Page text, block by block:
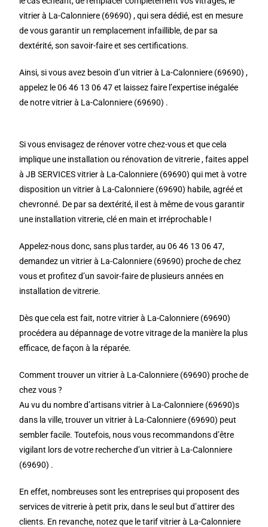
vitrier à La-Calonniere (69690) , qui sera dédié, est en mesure
de vous garantir un remplacement infaillible, de par sa
dextérité, son savoir-faire et ses certifications.
Ainsi, si vous avez besoin d’un vitrier à La-Calonniere (69690) ,
appelez le 06 46 13 06 47 et laissez faire l’expertise inégalée
de notre vitrier à La-Calonniere (69690) .
Si vous envisagez de rénover votre chez-vous et que cela
implique une installation ou rénovation de vitrerie , faites appel
à JB SERVICES vitrier à La-Calonniere (69690) qui met à votre
disposition un vitrier à La-Calonniere (69690) habile, agréé et
chevronné. De par sa dextérité, il est à même de vous garantir
une installation vitrerie, clé en main et irréprochable !
Appelez-nous donc, sans plus tarder, au 06 46 13 06 47,
demandez un vitrier à La-Calonniere (69690) proche de chez
vous et profitez d’un savoir-faire de plusieurs années en
installation de vitrerie.
Dès que cela est fait, notre vitrier à La-Calonniere (69690)
procédera au dépannage de votre vitrage de la manière la plus
efficace, de façon à la réparée.
Comment trouver un vitrier à La-Calonniere (69690) proche de
chez vous ?
Au vu du nombre d’artisans vitrier à La-Calonniere (69690)s
dans la ville, trouver un vitrier à La-Calonniere (69690) peut
sembler facile. Toutefois, nous vous recommandons d’être
vigilant lors de votre recherche d’un vitrier à La-Calonniere
(69690) .
En effet, nombreuses sont les entreprises qui proposent des
services de vitrerie à petit prix, dans le seul but d’attirer des
clients. En revanche, notez que le tarif vitrier à La-Calonniere